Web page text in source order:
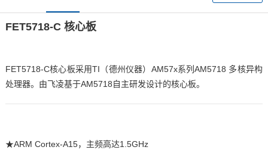
FET5718-C 核心板
FET5718-C核心板采用TI（德州仪器）AM57x系列AM5718 多核异构
处理器。由飞凌基于AM5718自主研发设计的核心板。
★ARM Cortex-A15，主频高达1.5GHz